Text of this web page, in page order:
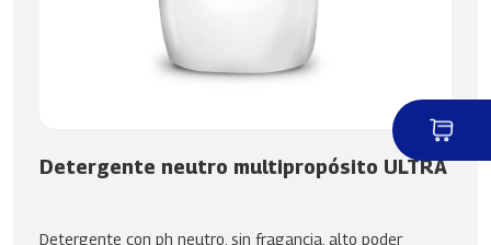
Detergente neutro multipropósito ULTRA
Detergente con ph neutro, sin fragancia, alto poder